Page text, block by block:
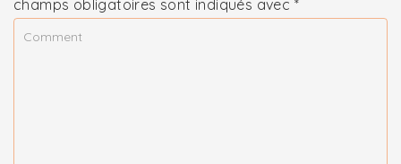
champs obligatoires sont indiqués avec *